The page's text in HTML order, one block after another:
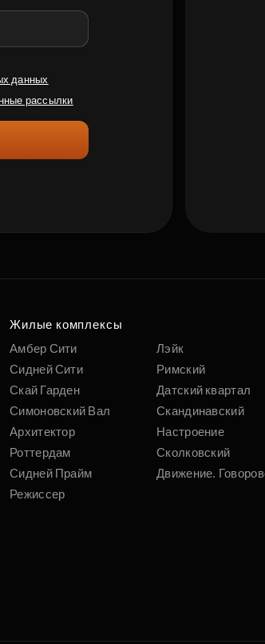
данных
рассылки
Жилые комплексы
Амбер Сити
Сидней Сити
Скай Гарден
Симоновский Вал
Архитектор
Роттердам
Сидней Прайм
Режиссер
Лэйк
Римский
Датский квартал
Скандинавский
Настроение
Сколковский
Движение.